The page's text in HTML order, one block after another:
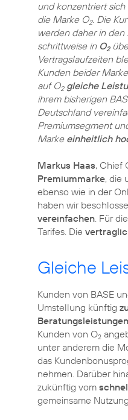
und konzentriert sich
die Marke O2. Die
werden daher in
schrittweise in O2
Vertragslaufzeiten
Kunden beider
auf O2 gleiche
ihrem bisherigen
Deutschland
Premiumsegment
Marke einheitlich
Markus Haas, Chief
Premiummarke, die
ebenso wie in der
haben wir
vereinfachen. Für
Tarifes. Die
Gleiche
Kunden von BASE
Umstellung künftig
Beratungsleistungen
Kunden von O2
unter anderem die
das
nehmen. Darüber
zukünftig vom
gemeinsame